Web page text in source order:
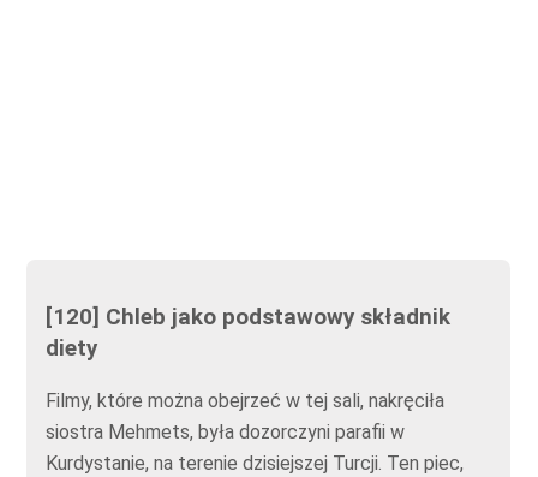
[120] Chleb jako podstawowy składnik
diety
Filmy, które można obejrzeć w tej sali, nakręciła
siostra Mehmets, była dozorczyni parafii w
Kurdystanie, na terenie dzisiejszej Turcji. Ten piec,